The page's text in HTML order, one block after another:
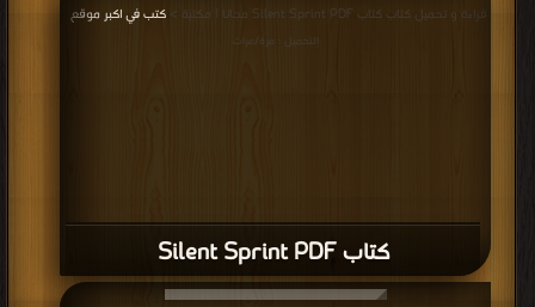
كتاب Silent Sprint PDF
قراءة و تحميل كتاب كتاب Silent Sprint PDF مجانا | مكتبة > كتب في اكبر موقع
التحميل : مرة/مرات